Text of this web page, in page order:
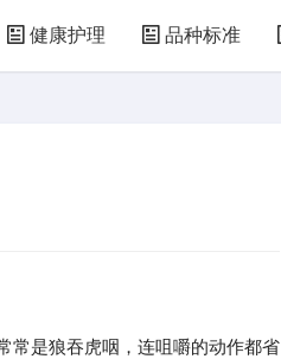
健康护理 品种标准
常是狼吞虎咽，连咀嚼的动作都省